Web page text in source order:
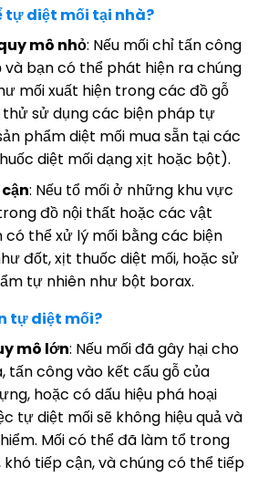
tự diệt mối tại nhà?
mô nhỏ: Nếu mối chỉ tấn công
bạn có thể phát hiện ra chúng
mối xuất hiện trong các đồ gỗ
sử dụng các biện pháp tự
phẩm diệt mối mua sẵn tại các
diệt mối dạng xịt hoặc bột).
: Nếu tổ mối ở những khu vực
đồ nội thất hoặc các vật
có thể xử lý mối bằng các biện
đốt, xịt thuốc diệt mối, hoặc sử
tự nhiên như bột borax.
tự diệt mối?
mô lớn: Nếu mối đã gây hại cho
tấn công vào kết cấu gỗ của
hoặc có dấu hiệu phá hoại
tự diệt mối sẽ không hiệu quả và
Mối có thể đã làm tổ trong
tiếp cận, và chúng có thể tiếp